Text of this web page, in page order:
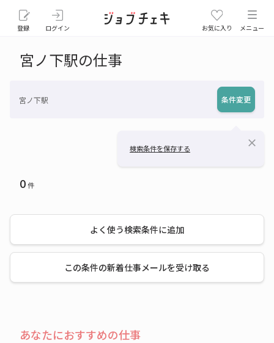
登録 ログイン お気に入り メニュー
宮ノ下駅の仕事
宮ノ下駅 条件変更
検索条件を保存する close
0件
よく使う検索条件に追加
この条件の新着仕事メールを受け取る
あなたにおすすめの仕事